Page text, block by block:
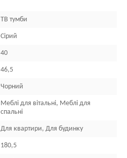
ТВ тумби
Сірий
40
46,5
Чорний
Меблі для вітальні, Меблі для
спальні
Для квартири, Для будинку
180,5